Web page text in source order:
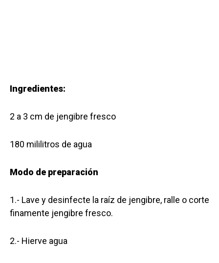
Ingredientes:
2 a 3 cm de jengibre fresco
180 mililitros de agua
Modo de preparación
1.- Lave y desinfecte la raíz de jengibre, ralle o corte
finamente jengibre fresco.
2.- Hierve agua